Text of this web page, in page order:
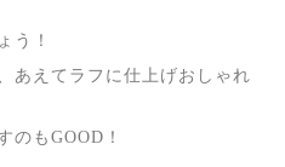
う！
あえてラフに仕上げおしゃれ
のもGOOD！